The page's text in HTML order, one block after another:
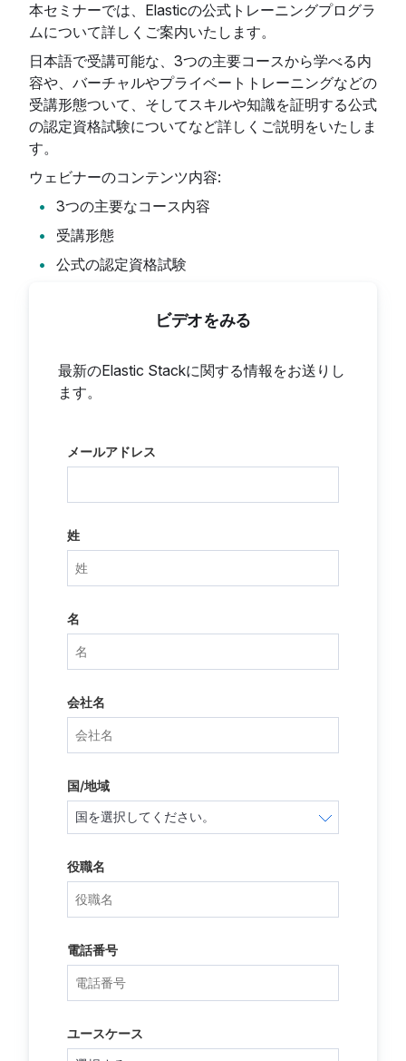
本セミナーでは、Elasticの公式トレーニングプログラ
ムについて詳しくご案内いたします。
日本語で受講可能な、3つの主要コースから学べる内
容や、バーチャルやプライベートトレーニングなどの
受講形態ついて、そしてスキルや知識を証明する公式
の認定資格試験についてなど詳しくご説明をいたしま
す。
ウェビナーのコンテンツ内容:
3つの主要なコース内容
受講形態
公式の認定資格試験
ビデオをみる
最新のElastic Stackに関する情報をお送りし
ます。
メールアドレス
姓
名
会社名
国/地域
役職名
電話番号
ユースケース